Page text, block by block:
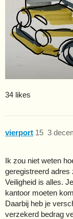
34 likes
vierport 3
15
Ik zou niet weten
geregistreerd adres
Veiligheid is alles.
kantoor moeten
Daarbij heb je
verzekerd bedrag